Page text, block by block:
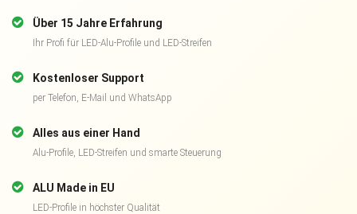
Über 15 Jahre Erfahrung
Ihr Profi für LED-Alu-Profile und LED-Streifen
Kostenloser Support
per Telefon, E-Mail und WhatsApp
Alles aus einer Hand
Alu-Profile, LED-Streifen und smarte Steuerung
ALU Made in EU
LED-Profile in höchster Qualität